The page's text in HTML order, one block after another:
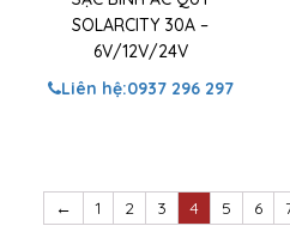
SOLARCITY 30A –
6V/12V/24V
Liên hệ:0937 296 297
← 1 2 3 4 5 6